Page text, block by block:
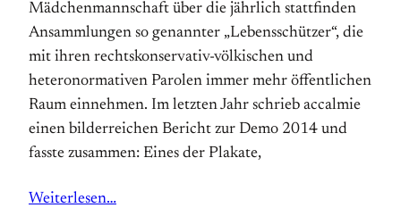
Mädchenmannschaft über die jährlich stattfinden
Ansammlungen so genannter „Lebensschützer“, die
mit ihren rechtskonservativ-völkischen und
heteronormativen Parolen immer mehr öffentlichen
Raum einnehmen. Im letzten Jahr schrieb accalmie
einen bilderreichen Bericht zur Demo 2014 und
fasste zusammen: Ei­nes der Pla­ka­te,
Weiterlesen…